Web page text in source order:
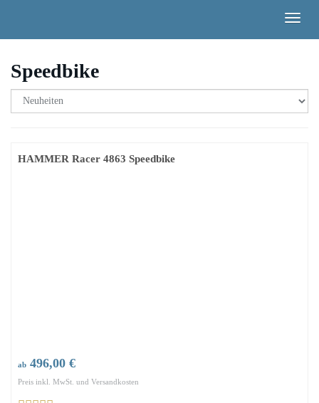
main
Speedbike
HAMMER Racer 4863 Speedbike
ab 496,00 €
Preis inkl. MwSt. und Versandkosten